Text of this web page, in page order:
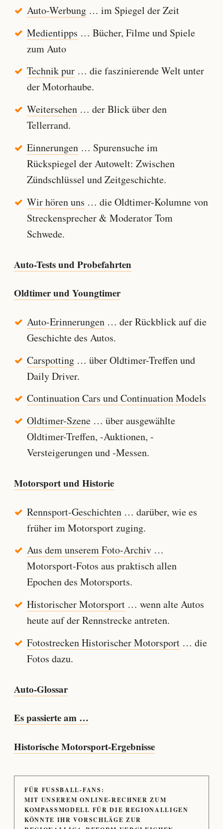
Auto-Werbung… im Spiegel der Zeit
Medientipps … Bücher, Filme und Spiele
zum Auto
Technik pur… die faszinierende Welt unter
der Motorhaube.
Weitersehen… der Blick über den
Tellerrand.
Einnerungen… Spurensuche im
Rückspiegel der Autowelt: Zwischen
Zündschlüssel und Zeitgeschichte.
Wir hören uns … die Oldtimer-Kolumne von
Streckensprecher & Moderator Tom
Schwede.
Auto-Tests und Probefahrten
Oldtimer und Youngtimer
Auto-Erinnerungen… der Rückblick auf die
Geschichte des Autos.
Carspotting… über Oldtimer-Treffen und
Daily Driver.
Continuation Cars und Continuation Models
Oldtimer-Szene… über ausgewählte
Oldtimer-Treffen, -Auktionen, -
Versteigerungen und -Messen.
Motorsport und Historie
Rennsport-Geschichten… darüber, wie es
früher im Motorsport zuging.
Aus dem unserem Foto-Archiv…
Motorsport-Fotos aus praktisch allen
Epochen des Motorsports.
Historischer Motorsport… wenn alte Autos
heute auf der Rennstrecke antreten.
Fotostrecken Historischer Motorsport… die
Fotos dazu.
Auto-Glossar
Es passierte am …
Historische Motorsport-Ergebnisse
FÜR FUSSBALL-FANS:
MIT UNSEREM ONLINE-RECHNER ZUM
KOMPASSMODELL FÜR DIE REGIONALLIGEN
KÖNNTE IHR VORSCHLÄGE ZUR